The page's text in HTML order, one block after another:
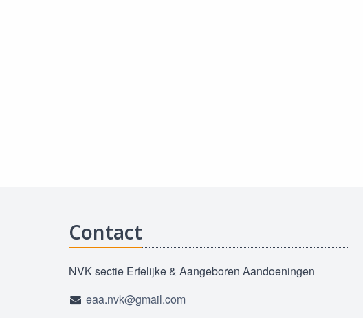
Contact
NVK sectie Erfelijke & Aangeboren Aandoeningen
eaa.nvk@gmail.com